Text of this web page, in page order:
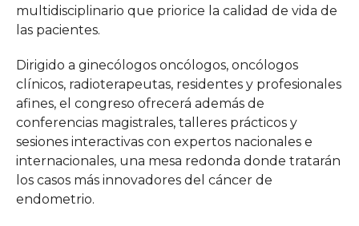
multidisciplinario que priorice la calidad de vida de
las pacientes.
Dirigido a ginecólogos oncólogos, oncólogos
clínicos, radioterapeutas, residentes y profesionales
afines, el congreso ofrecerá además de
conferencias magistrales, talleres prácticos y
sesiones interactivas con expertos nacionales e
internacionales, una mesa redonda donde tratarán
los casos más innovadores del cáncer de
endometrio.